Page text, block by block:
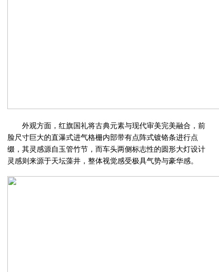
外观方面，红旗国礼将古典元素与现代审美完美融合，前
脸尺寸巨大的直瀑式进气格栅内部带有点阵式镀铬条进行点
缀，其灵感源自玉管竹节，而车头两侧标志性的圆形大灯设计
灵感则来源于天坛藻井，整体视觉感受极具气势与豪华感。